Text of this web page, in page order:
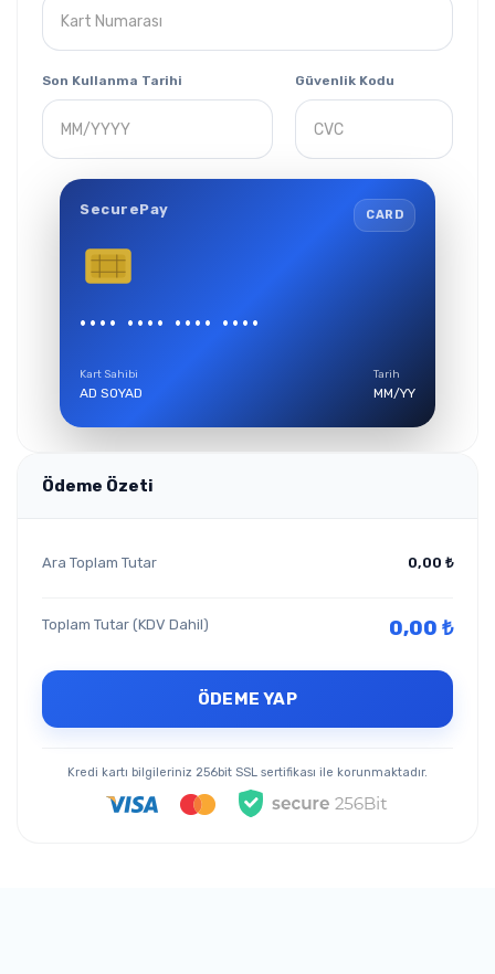
Son Kullanma Tarihi Güvenlik Kodu
SecurePay CARD
•••• •••• •••• ••••
Kart Sahibi
AD SOYAD
Tarih
MM/YY
Ödeme Özeti
Ara Toplam Tutar 0,00 ₺
Toplam Tutar (KDV Dahil) 0,00 ₺
ÖDEME YAP
Kredi kartı bilgileriniz 256bit SSL sertifikası ile korunmaktadır.